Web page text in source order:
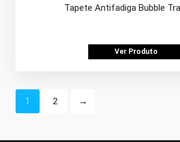
Tapete Antifadiga Bubble
Ver Produto
1 2 →